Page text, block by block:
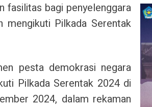
fasilitas bagi penyelenggara
mengikuti Pilkada Serentak
pesta demokrasi negara
Pilkada Serentak 2024 di
2024, dalam rekaman